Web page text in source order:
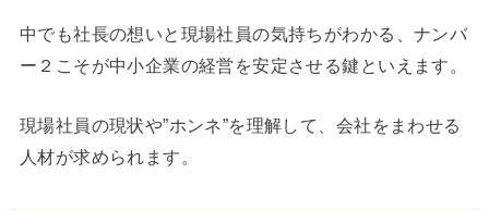
中でも社長の想いと現場社員の気持ちがわかる、ナンバ
ー２こそが中小企業の経営を安定させる鍵といえます。
現場社員の現状や”ホンネ”を理解して、会社をまわせる
人材が求められます。